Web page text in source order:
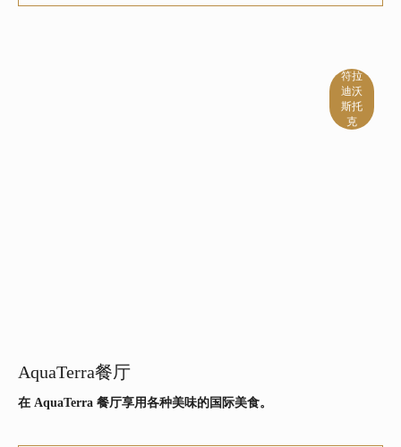
符拉
迪沃
斯托
克
AquaTerra餐厅
在 AquaTerra 餐厅享用各种美味的国际美食。